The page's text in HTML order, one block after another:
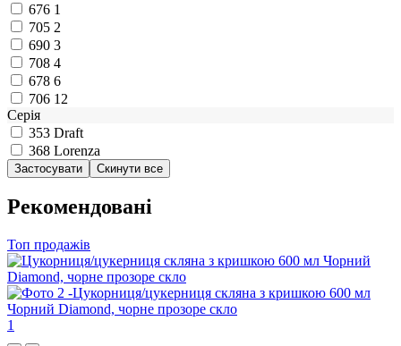
676 1
705 2
690 3
708 4
678 6
706 12
Серія
353 Draft
368 Lorenza
Рекомендовані
Топ продажів
1